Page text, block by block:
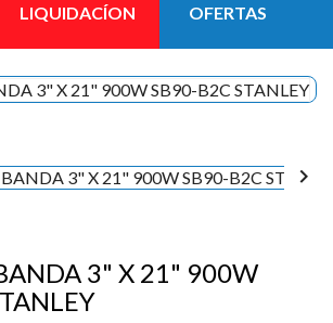
LIQUIDACÍON OFERTAS

3" X 21" 900W